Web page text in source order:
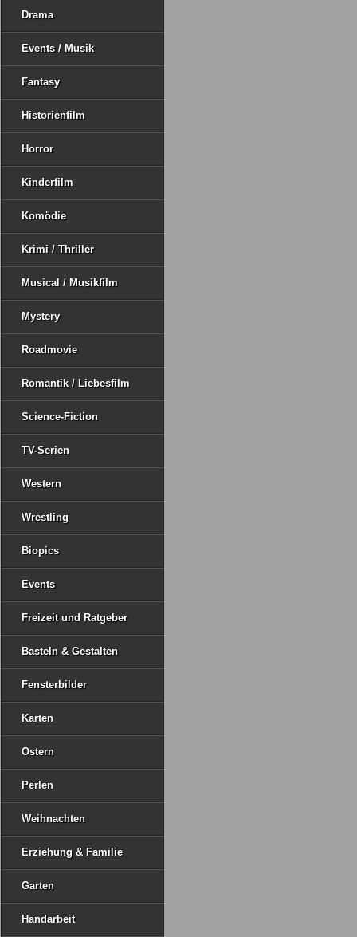
Drama
Events / Musik
Fantasy
Historienfilm
Horror
Kinderfilm
Komödie
Krimi / Thriller
Musical / Musikfilm
Mystery
Roadmovie
Romantik / Liebesfilm
Science-Fiction
TV-Serien
Western
Wrestling
Biopics
Events
Freizeit und Ratgeber
Basteln & Gestalten
Fensterbilder
Karten
Ostern
Perlen
Weihnachten
Erziehung & Familie
Garten
Handarbeit